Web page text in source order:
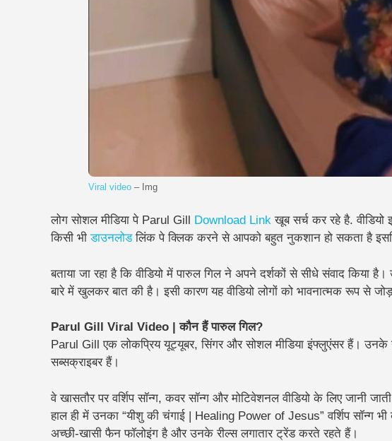
Viral video– Img
लोग सोशल मीडिया पे Parul Gill Download Link खूब सर्च कर रहे है. वीडियो
किसी भीडाउनलोडलिंक पे क्लिक करने से आपको बहुत नुकशान हो सकता है
बताया जा रहा है कि वीडियो में पारुल गिल ने अपने दर्शकों से सीधे संवाद
बारे में खुलकर बात की है। इसी कारण यह वीडियो लोगों को भावनात्मक रूप से
Parul Gill Viral Video | कौन हैं पारुल गिल?
Parul Gill एक लोकप्रिय यूट्यूबर, सिंगर और सोशल मीडिया इंफ्लुएंसर हैं।
सब्सक्राइबर हैं।
वे खासतौर पर वर्शिप सॉन्ग, कवर सॉन्ग और मोटिवेशनल वीडियो के लिए जानी
हाल ही में उनका “यीशु की चंगाई | Healing Power of Jesus” वर्शिप सॉन्ग
अच्छी-खासी फैन फॉलोइंग है और उनके रील्स लगातार ट्रेंड करते रहते हैं।